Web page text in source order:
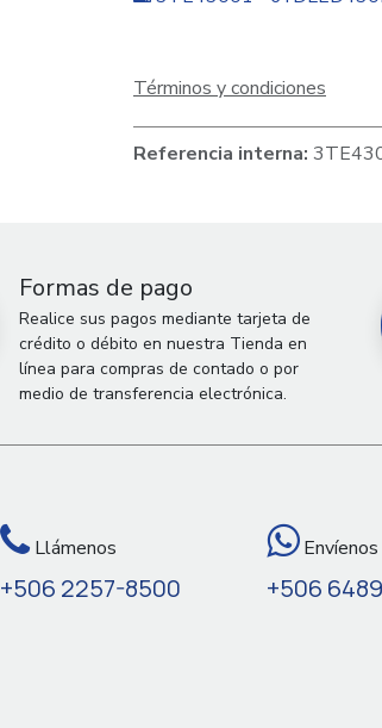
Términos y condiciones
Referencia interna:
Formas de pago
Realice sus pagos mediante tarjeta de
crédito o débito en nuestra Tienda en
línea para compras de contado o por
medio de transferencia electrónica.
Llámenos
+506 2257-8500
Envíenos
+506